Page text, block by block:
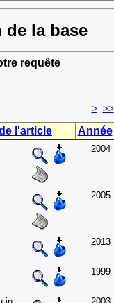
la base
requête
> >>
l'article Année
2004
2005
2013
1999